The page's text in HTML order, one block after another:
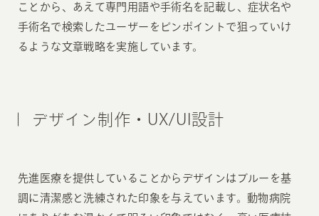
ことから、あえて専門用語や手術名を記載し、症状名や
手術名で検索したユーザーをピンポイントで狙っていけ
るような文章戦略を実施しています。
デザイン制作・UX/UI設計
先進医療を提供していることからデザインはブルーを基
調に清潔感と洗練された印象を与えています。動物病院